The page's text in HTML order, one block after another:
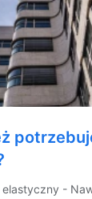
-